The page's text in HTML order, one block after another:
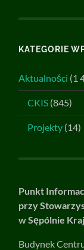
KATEGORIE
Aktualności (1
CKIS (845)
Projekty (14)
Punkt
przy
w Sępólnie
Budynek